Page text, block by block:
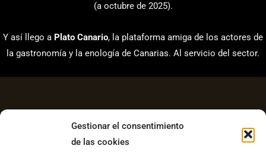
Gestionar el consentimiento
de las cookies
(a octubre de 2025).
Y así llego a Plato Canario, la plataforma amiga de los actores de
la gastronomía y la enología de Canarias. Al servicio del sector.